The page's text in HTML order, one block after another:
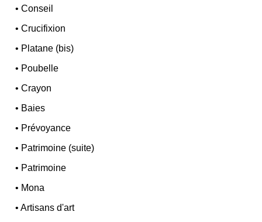
•Conseil
•Crucifixion
• Platane (bis)
• Poubelle
•Crayon
• Baies
• Prévoyance
• Patrimoine (suite)
• Patrimoine
• Mona
•Artisans d'art